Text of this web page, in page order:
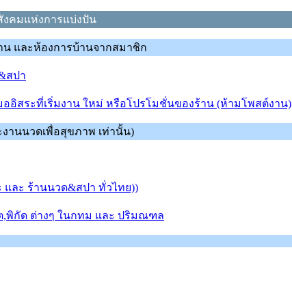
สังคมแห่งการแบ่งปัน
น และห้องการบ้านจากสมาชิก
สปา
อิสระที่เริ่มงาน ใหม่ หรือโปรโมชั่นของร้าน (ห้ามโพสต์งาน)
งานนวดเพื่อสุขภาพ เท่านั้น)
ละ ร้านนวด&สปา ทั่วไทย))
,พิกัด ต่างๆ ในกทม และ ปริมณฑล